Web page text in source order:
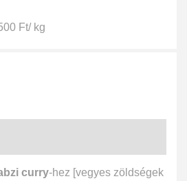
Ft/ kg
curry-hez [vegyes zöldségek